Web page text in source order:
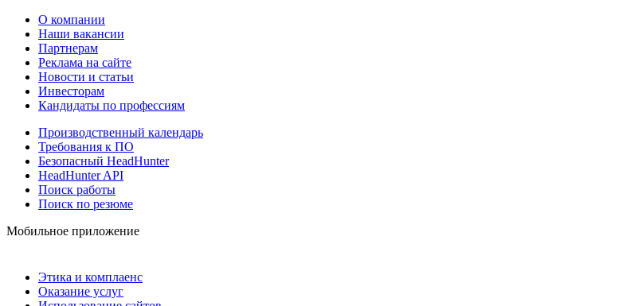
О компании
Наши вакансии
Партнерам
Реклама на сайте
Новости и статьи
Инвесторам
Кандидаты по профессиям
Производственный календарь
Требования к ПО
Безопасный HeadHunter
HeadHunter API
Поиск работы
Поиск по резюме
Мобильное приложение
Этика и комплаенс
Оказание услуг